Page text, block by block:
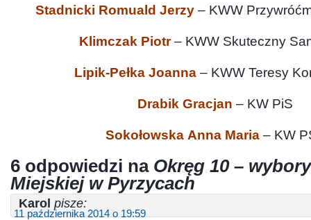
Stadnicki Romuald Jerzy – KWW
Klimczak Piotr– KWW Skuteczny
Lipik-PełkaJoanna– KWW Teresy
Drabik Gracjan – KW PiS
Sokołowska Anna Maria – KW
6 odpowiedzi na Okręg 10 –
Miejskiej w Pyrzycach
Karol pisze:
11 października 2014 o 19:59